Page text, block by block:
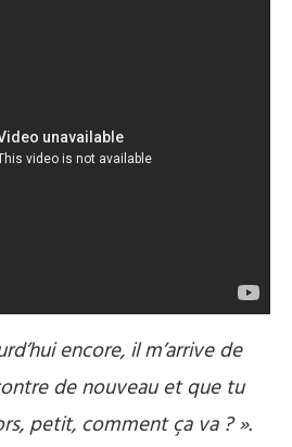
encore, il m’arrive de
de nouveau et que tu
petit, comment ça va ? ».